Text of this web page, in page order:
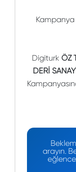
Kampanya
Digiturk ÖZ
DERİ
arayın.